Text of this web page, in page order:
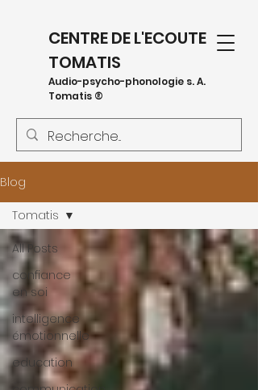
CENTRE DE L'ECOUTE
TOMATIS
Audio-psycho-phonologie s. A.
Tomatis ®
Blog
All Posts
confiance
en soi
intelligence
émotionnelle
education
Tomatis